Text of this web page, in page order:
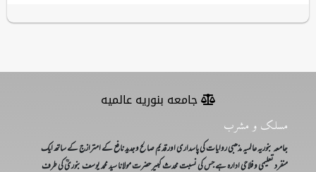
جامعه بنوریه عالمیه
مسلک و مشرب
جامعہ بنوریہ عالمیہ مذھبی روایات کی پاسداری اور قدیم صالح وجدید نافع کے امترازج کے ساتھ ایک
منفرد تعلیمی و فلاحی ادارہ ہے جس کی نسبت محدث کبیر حضرت مولانا سید محمد یوسف بنوریؒ کی طرف